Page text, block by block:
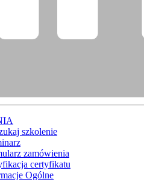
szkolenie
zamówienia
certyfikatu
Ogólne